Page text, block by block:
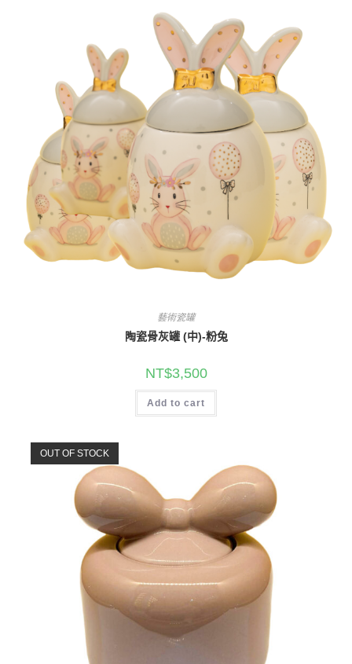
藝術瓷罐
陶瓷骨灰罐 (中)-粉兔
NT$3,500
Add to cart
OUT OF STOCK